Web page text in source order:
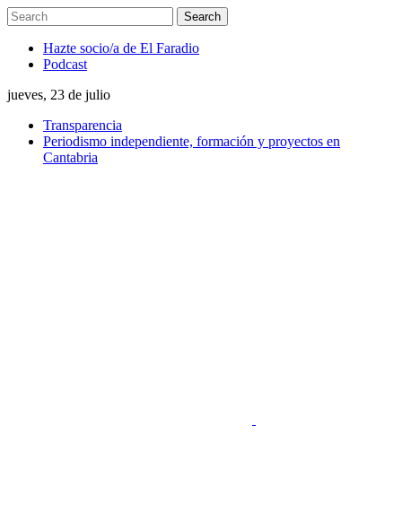
Hazte socio/a de El Faradio
Podcast
jueves, 23 de julio
Transparencia
Periodismo independiente, formación y proyectos en
Cantabria